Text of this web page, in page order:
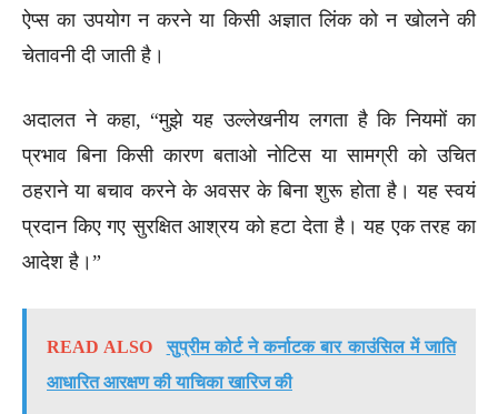
ऐप्स का उपयोग न करने या किसी अज्ञात लिंक को न खोलने की
चेतावनी दी जाती है।
अदालत ने कहा, “मुझे यह उल्लेखनीय लगता है कि नियमों का
प्रभाव बिना किसी कारण बताओ नोटिस या सामग्री को उचित
ठहराने या बचाव करने के अवसर के बिना शुरू होता है। यह स्वयं
प्रदान किए गए सुरक्षित आश्रय को हटा देता है। यह एक तरह का
आदेश है।”
READ ALSO
सुप्रीम कोर्ट ने कर्नाटक बार काउंसिल में जाति
आधारित आरक्षण की याचिका खारिज की